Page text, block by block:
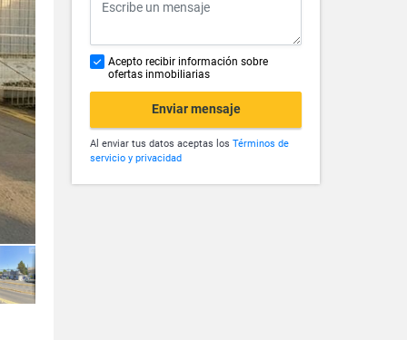
Acepto recibir información sobre
ofertas inmobiliarias
Enviar mensaje
Al enviar tus datos aceptas los Términos de
servicio y privacidad